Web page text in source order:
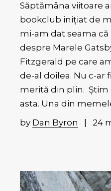
Săptămâna viitoare
bookclub inițiat de
mi-am dat seama
despre Marele
Fitzgerald pe care
de-al doilea. Nu c-ar
merită din plin. Știm
asta. Una din
by Dan Byron 24